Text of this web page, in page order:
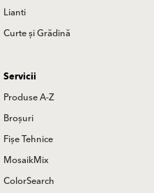
Lianti
Curte și Grădină
Servicii
Produse A-Z
Broșuri
Fișe Tehnice
MosaikMix
ColorSearch